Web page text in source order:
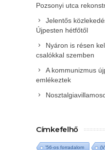
Pozsonyi utca
Jelentős
Újpesten hétfőtől
Nyáron is résen
csalókkal szemben
A kommunizmus
emlékeztek
Címkefelhő
'56-os forradalom